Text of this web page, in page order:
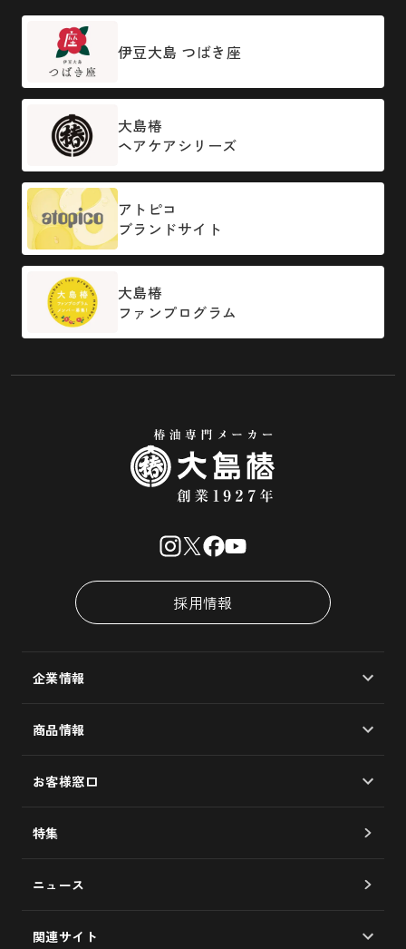
伊豆大島 つばき座
大島椿
ヘアケアシリーズ
アトピコ
ブランドサイト
大島椿
ファンプログラム
採用情報
企業情報
企業理念
歴史
未来への取り組み
商品情報
スキンケア
サービス券について
お客様窓口
特集
ニュース
関連サイト